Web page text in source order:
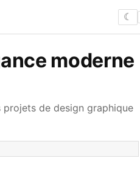
☾
moderne
projets de design graphique